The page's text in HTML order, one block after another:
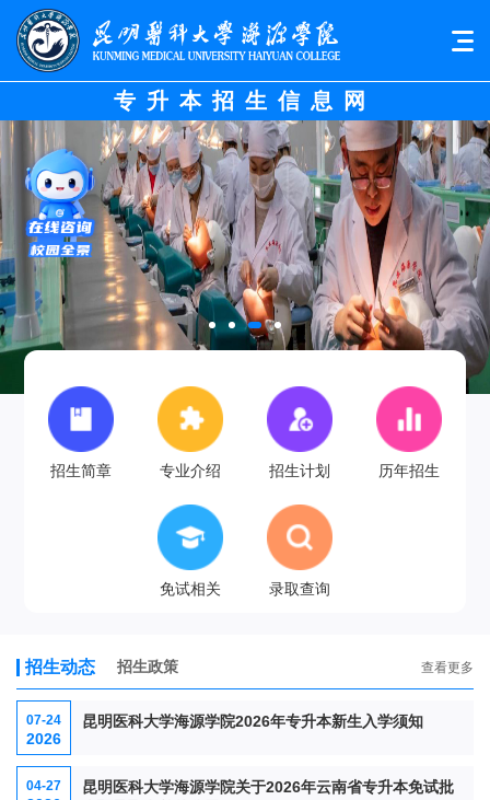
专升本招生信息网
招生简章 专业介绍 招生计划 历年招生
免试相关 录取查询
招生动态 招生政策 查看更多
07-24
2026
昆明医科大学海源学院2026年专升本新生入学须知
04-27
昆明医科大学海源学院关于2026年云南省专升本免试批